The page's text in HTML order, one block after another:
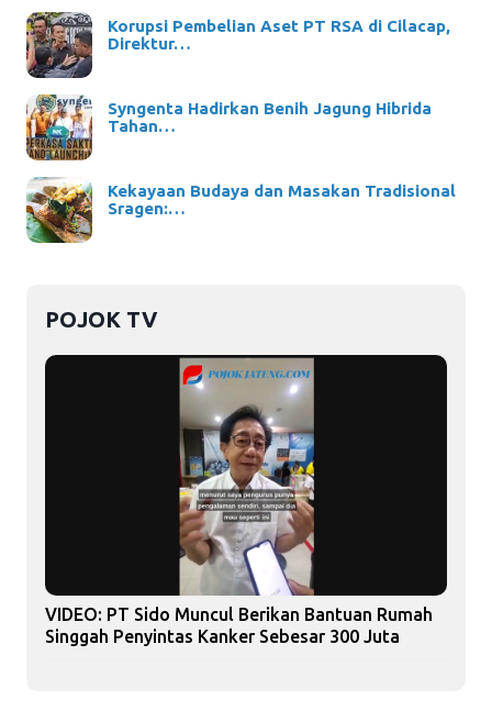
Korupsi Pembelian Aset PT RSA di Cilacap,
Direktur…
Syngenta Hadirkan Benih Jagung Hibrida
Tahan…
Kekayaan Budaya dan Masakan Tradisional
Sragen:…
POJOK TV
VIDEO: PT Sido Muncul Berikan Bantuan Rumah
Singgah Penyintas Kanker Sebesar 300 Juta